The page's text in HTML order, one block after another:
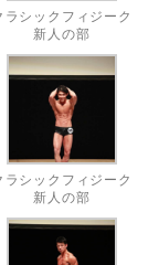
ラシックフィジーク
新人の部
ラシックフィジーク
新人の部